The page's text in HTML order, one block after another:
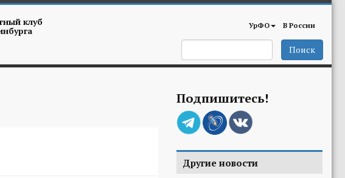
клуб УрФО В России
Поиск
Подпишитесь!
Другие новости